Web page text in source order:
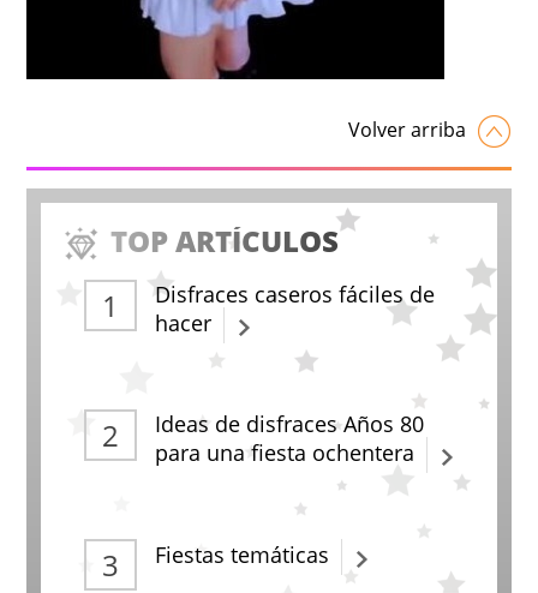
Volver arriba
TOP ARTÍCULOS
Disfraces caseros fáciles de
hacer
Ideas de disfraces Años 80
para una fiesta ochentera
Fiestas temáticas